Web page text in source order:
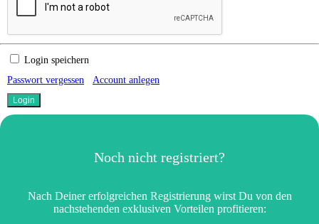
Login speichern
Passwort vergessen
Account anlegen
Noch nicht registriert?
Nach Deiner erfolgreichen Registrierung wirst Du von den
nachstehenden exklusiven Vorteilen profitieren: